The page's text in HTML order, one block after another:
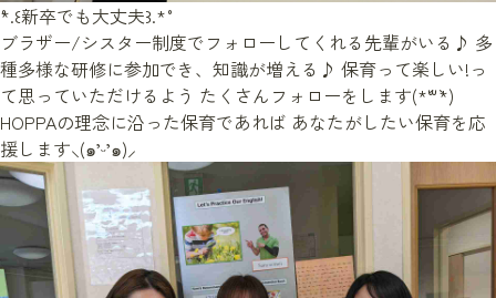
˚*.꒰新卒でも大丈夫꒱.*˚
ブラザー/シスター制度でフォローしてくれる先輩がいる♪ 多
種多様な研修に参加でき、知識が増える♪ 保育って楽しい!っ
て思っていただけるよう たくさんフォローをします(*´꒳`*)
HOPPAの理念に沿った保育であれば あなたがしたい保育を応
援します⸜(๑’ᵕ’๑)⸝